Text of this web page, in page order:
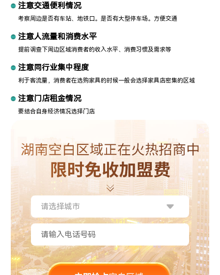
注意交通便利情况
考察周边是否有车站、地铁口。是否有大型停车场。方便交通
注意人流量和消费水平
提前调查下周边区域消费者的收入水平、消费习惯及需求等
注意同行业集中程度
利于客流量，消费者在选购家具的时候一般会选择家具店密集的区域
注意门店租金情况
要结合自身经济情况选择门店